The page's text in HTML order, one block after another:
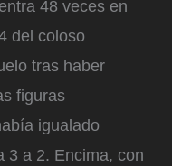
48 veces en
del coloso
tras haber
figuras
igualado
3 a 2. Encima, con